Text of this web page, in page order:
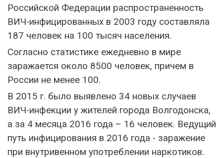
Российской Федерации распространенность
ВИЧ-инфицированных в 2003 году составляла
187 человек на 100 тысяч населения.
Согласно статистике ежедневно в мире
заражается около 8500 человек, причем в
России не менее 100.
В 2015 г. было выявлено 34 новых случаев
ВИЧ-инфекции у жителей города Волгодонска,
а за 4 месяца 2016 года – 16 человек. Ведущий
путь инфицирования в 2016 года - заражение
при внутривенном употреблении наркотиков.